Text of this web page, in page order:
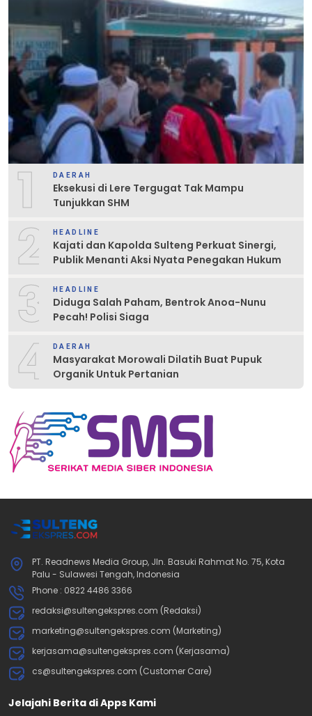
1 DAERAH
Eksekusi di Lere Tergugat Tak Mampu
Tunjukkan SHM
2 HEADLINE
Kajati dan Kapolda Sulteng Perkuat Sinergi,
Publik Menanti Aksi Nyata Penegakan Hukum
3 HEADLINE
Diduga Salah Paham, Bentrok Anoa-Nunu
Pecah! Polisi Siaga
4 DAERAH
Masyarakat Morowali Dilatih Buat Pupuk
Organik Untuk Pertanian
PT. Readnews Media Group, Jln. Basuki Rahmat No. 75, Kota
Palu - Sulawesi Tengah, Indonesia
Phone : 0822 4486 3366
redaksi@sultengekspres.com (Redaksi)
marketing@sultengekspres.com (Marketing)
kerjasama@sultengekspres.com (Kerjasama)
cs@sultengekspres.com (Customer Care)
Jelajahi Berita di Apps Kami